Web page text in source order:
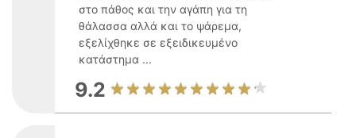
στο πάθος και την αγάπη για τη
θάλασσα αλλά και το ψάρεμα,
εξελίχθηκε σε εξειδικευμένο
κατάστημα ...
9.2